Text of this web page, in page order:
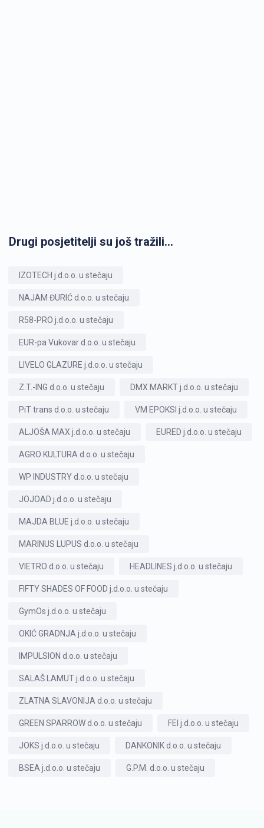
Drugi posjetitelji su još tražili...
IZOTECH j.d.o.o. u stečaju
NAJAM ĐURIĆ d.o.o. u stečaju
R58-PRO j.d.o.o. u stečaju
EUR-pa Vukovar d.o.o. u stečaju
LIVELO GLAZURE j.d.o.o. u stečaju
Z.T.-ING d.o.o. u stečaju DMX MARKT j.d.o.o. u stečaju
PiT trans d.o.o. u stečaju VM EPOKSI j.d.o.o. u stečaju
ALJOŠA MAX j.d.o.o. u stečaju EURED j.d.o.o. u stečaju
AGRO KULTURA d.o.o. u stečaju
WP INDUSTRY d.o.o. u stečaju
JOJOAD j.d.o.o. u stečaju
MAJDA BLUE j.d.o.o. u stečaju
MARINUS LUPUS d.o.o. u stečaju
VIETRO d.o.o. u stečaju HEADLINES j.d.o.o. u stečaju
FIFTY SHADES OF FOOD j.d.o.o. u stečaju
GymOs j.d.o.o. u stečaju
OKIĆ GRADNJA j.d.o.o. u stečaju
IMPULSION d.o.o. u stečaju
SALAŠ LAMUT j.d.o.o. u stečaju
ZLATNA SLAVONIJA d.o.o. u stečaju
GREEN SPARROW d.o.o. u stečaju FEI j.d.o.o. u stečaju
JOKS j.d.o.o. u stečaju DANKONIK d.o.o. u stečaju
BSEA j.d.o.o. u stečaju G.P.M. d.o.o. u stečaju